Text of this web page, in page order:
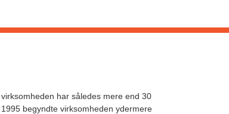
har således mere end 30
begyndte virksomheden ydermere